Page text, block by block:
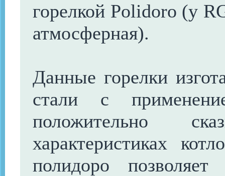
горелкой Polidoro (у
атмосферная).
Данные горелки
стали с
положительно
характеристиках
полидоро